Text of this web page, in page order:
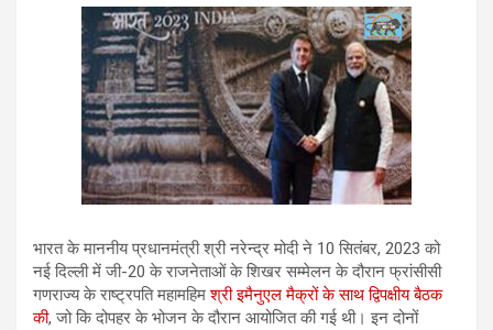
भारत के माननीय प्रधानमंत्री श्री नरेन्द्र मोदी ने 10 सितंबर, 2023 को
नई दिल्ली में जी-20 के राजनेताओं के शिखर सम्मेलन के दौरान फ्रांसीसी
गणराज्य के राष्ट्रपति महामहिमश्री इमैनुएल मैक्रों के साथ द्विपक्षीय बैठक
की, जो कि दोपहर के भोजन के दौरान आयोजित की गई थी। इन दोनों